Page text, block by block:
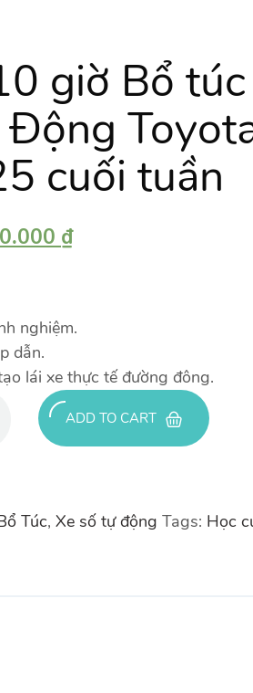
giờ Bổ
Động
cuối tuần
₫
nghiệm.
dẫn.
lái xe thực tế đường đông.
ADD TO CART
Túc, Xe số tự động Tags: Học